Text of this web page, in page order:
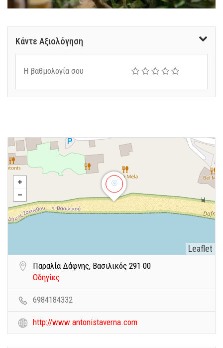
Κάντε Αξιολόγηση
Η βαθμολογία σου
Leaflet
Παραλία Δάφνης, Βασιλικός 291 00
Οδηγίες
6984184332
http://www.antonistaverna.com